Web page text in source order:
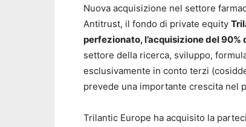
Nuova acquisizione nel settore
Antitrust, il fondo di private equity
perfezionato, l’acquisizione del
settore della ricerca, sviluppo,
esclusivamente in conto terzi
prevede una importante crescita nel
Trilantic Europe ha acquisito la